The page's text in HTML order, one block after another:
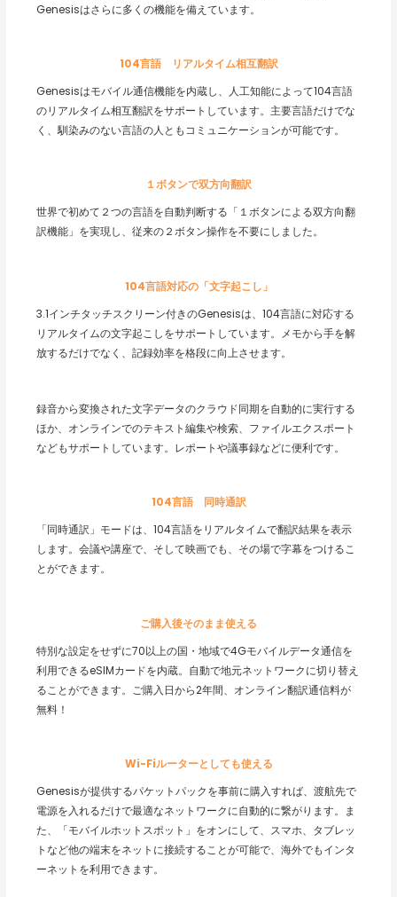
Genesisはさらに多くの機能を備えています。
104言語 リアルタイム相互翻訳
Genesisはモバイル通信機能を内蔵し、人工知能によって104言語
のリアルタイム相互翻訳をサポートしています。主要言語だけでな
く、馴染みのない言語の人ともコミュニケーションが可能です。
１ボタンで双方向翻訳
世界で初めて２つの言語を自動判断する「１ボタンによる双方向翻
訳機能」を実現し、従来の２ボタン操作を不要にしました。
104言語対応の「文字起こし」
3.1インチタッチスクリーン付きのGenesisは、104言語に対応する
リアルタイムの文字起こしをサポートしています。メモから手を解
放するだけでなく、記録効率を格段に向上させます。
録音から変換された文字データのクラウド同期を自動的に実行する
ほか、オンラインでのテキスト編集や検索、ファイルエクスポート
などもサポートしています。レポートや議事録などに便利です。
104言語 同時通訳
「同時通訳」モードは、104言語をリアルタイムで翻訳結果を表示
します。会議や講座で、そして映画でも、その場で字幕をつけるこ
とができます。
ご購入後そのまま使える
特別な設定をせずに70以上の国・地域で4Gモバイルデータ通信を
利用できるeSIMカードを内蔵。自動で地元ネットワークに切り替え
ることができます。ご購入日から2年間、オンライン翻訳通信料が
無料！
Wi-Fiルーターとしても使える
Genesisが提供するパケットパックを事前に購入すれば、渡航先で
電源を入れるだけで最適なネットワークに自動的に繋がります。ま
た、「モバイルホットスポット」をオンにして、スマホ、タブレッ
トなど他の端末をネットに接続することが可能で、海外でもインタ
ーネットを利用できます。